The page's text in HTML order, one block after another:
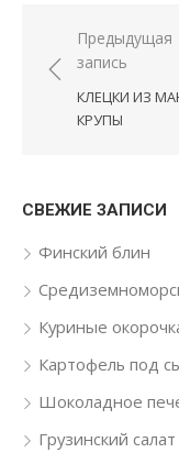
Предыдущая
запись
КЛЕЦКИ ИЗ
КРУПЫ
СВЕЖИЕ ЗАПИСИ
Финский блин
Куриные
Картофель под
Шоколадное
Грузинский